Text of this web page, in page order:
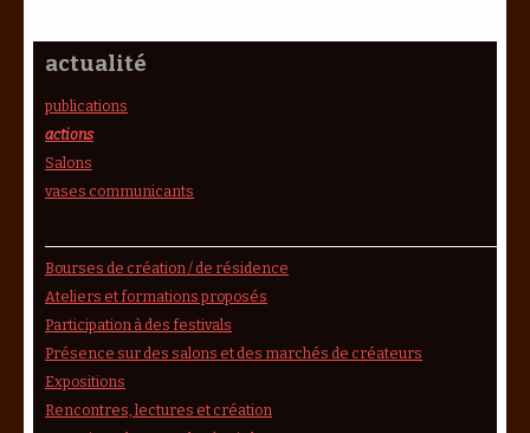
actualité
publications
actions
Salons
vases communicants
Bourses de création / de résidence
Ateliers et formations proposés
Participation à des festivals
Présence sur des salons et des marchés de créateurs
Expositions
Rencontres, lectures et création